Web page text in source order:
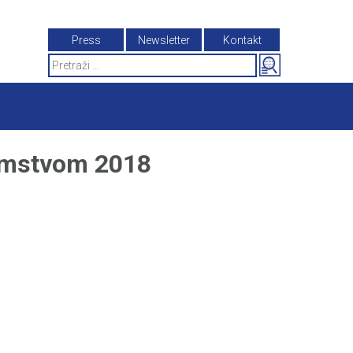
Press Newsletter
Kontakt
Search
for:
2018